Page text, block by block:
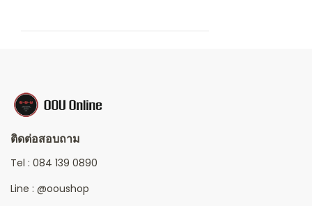
ติดต่อสอบถาม
Tel : 084 139 0890
Line : @ooushop